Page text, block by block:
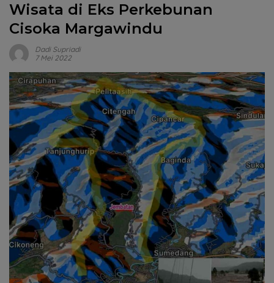
Wisata di Eks Perkebunan
Cisoka Margawindu
Dadi Supriadi
7 Mei 2022